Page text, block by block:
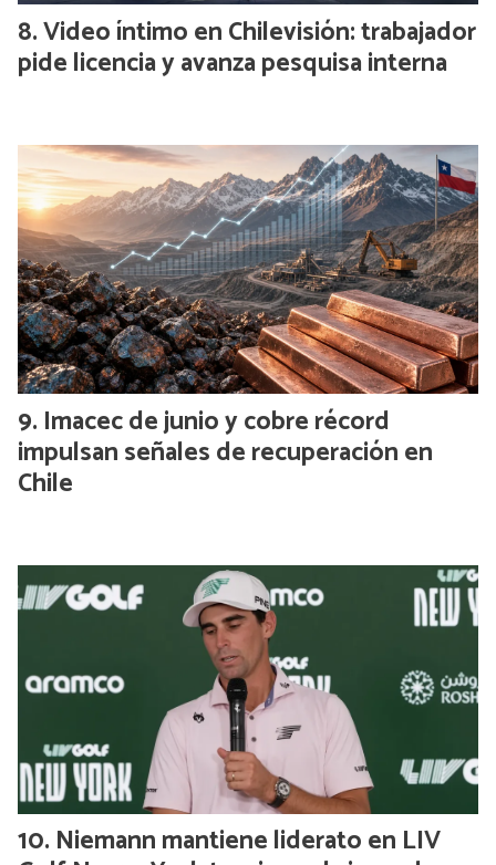
Video íntimo en Chilevisión: trabajador
pide licencia y avanza pesquisa interna
Imacec de junio y cobre récord
impulsan señales de recuperación en
Chile
Niemann mantiene liderato en LIV